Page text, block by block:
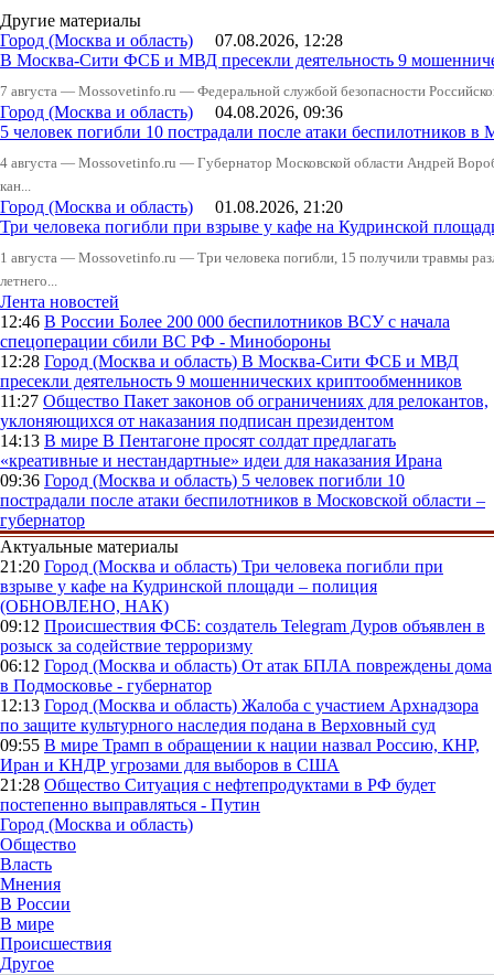
Другие материалы
Город (Москва и область) 07.08.2026, 12:28
В Москва-Сити ФСБ и МВД пресекли деятельность 9
7 августа — Mossovetinfo.ru — Федеральной службой безопасности
Город (Москва и область) 04.08.2026, 09:36
5 человек погибли 10 пострадали после атаки беспилотников в
4 августа — Mossovetinfo.ru — Губернатор Московской области Андрей
кан...
Город (Москва и область) 01.08.2026, 21:20
Три человека погибли при взрыве у кафе на Кудринской
1 августа — Mossovetinfo.ru — Три человека погибли, 15 получили травмы
летнего...
Лента новостей
12:46 В России Более 200 000 беспилотников ВСУ с начала
спецоперации сбили ВС РФ - Минобороны
12:28 Город (Москва и область) В Москва-Сити ФСБ и МВД
пресекли деятельность 9 мошеннических криптообменников
11:27 Общество Пакет законов об ограничениях для релокантов,
уклоняющихся от наказания подписан президентом
14:13 В мире В Пентагоне просят солдат предлагать
«креативные и нестандартные» идеи для наказания Ирана
09:36 Город (Москва и область) 5 человек погибли 10
пострадали после атаки беспилотников в Московской области –
губернатор
Актуальные материалы
21:20 Город (Москва и область) Три человека погибли при
взрыве у кафе на Кудринской площади – полиция
(ОБНОВЛЕНО, НАК)
09:12 Происшествия ФСБ: создатель Telegram Дуров объявлен в
розыск за содействие терроризму
06:12 Город (Москва и область) От атак БПЛА повреждены дома
в Подмосковье - губернатор
12:13 Город (Москва и область) Жалоба с участием Архнадзора
по защите культурного наследия подана в Верховный суд
09:55 В мире Трамп в обращении к нации назвал Россию, КНР,
Иран и КНДР угрозами для выборов в США
21:28 Общество Ситуация с нефтепродуктами в РФ будет
постепенно выправляться - Путин
Город (Москва и область)
Общество
Власть
Мнения
В России
В мире
Происшествия
Другое